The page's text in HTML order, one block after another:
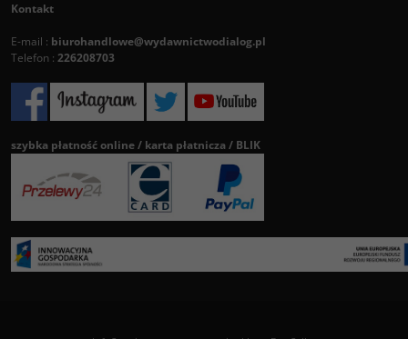
Kontakt
E-mail : biurohandlowe@wydawnictwodialog.pl
Telefon : 226208703
szybka płatność online / karta płatnicza / BLIK